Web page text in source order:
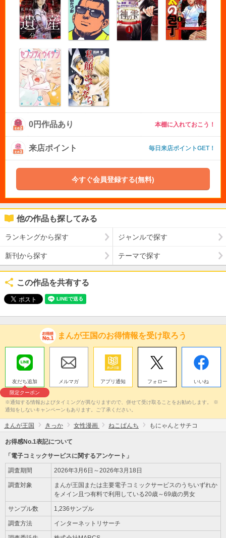
0円作品あり 本棚に入れておこう！
来店ポイント 毎日来店ポイントGET！
今すぐ会員登録する(無料)
他の作品も探してみる
ランキングから探す ジャンルで探す
新刊から探す テーマで探す
この作品を共有する
まんが王国のお得情報を受け取ろう
友だち追加
限定クーポン
メルマガ アプリ通知 フォロー いいね
※通知する情報およびタイミングが異なりますので、併せて受け取ることをお勧めします。 ※
通知をしないキャンペーンもあります。ご了承ください。
まんが王国 きっか 女性漫画 ねこぱんち もにゃんとサチコ
お得感No.1表記について
「電子コミックサービスに関するアンケート」
調査期間 2026年3月6日～2026年3月18日
調査対象
まんが王国または主要電子コミックサービスのうちいずれか
をメイン且つ有料で利用している20歳～69歳の男女
サンプル数 1,236サンプル
調査方法 インターネットリサーチ